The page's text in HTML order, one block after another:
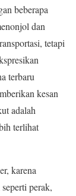
beberapa
dan
tetapi
terbaru
kesan
adalah
terlihat
karena
perak,